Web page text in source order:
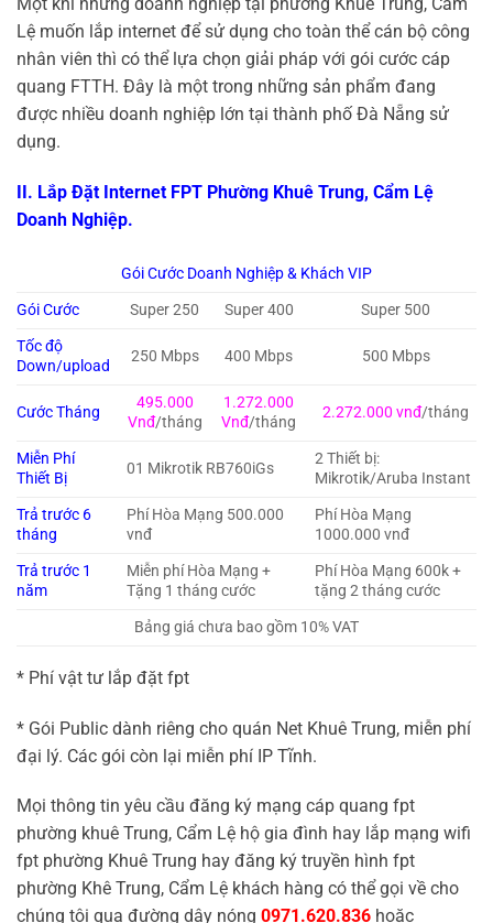
Lệ muốn lắp internet để sử dụng cho toàn thể cán bộ công
nhân viên thì có thể lựa chọn giải pháp với gói cước cáp
quang FTTH. Đây là một trong những sản phẩm đang
được nhiều doanh nghiệp lớn tại thành phố Đà Nẵng sử
dụng.
II. Lắp Đặt Internet FPT Phường Khuê Trung, Cẩm Lệ
Doanh Nghiệp.
Gói Cước Doanh Nghiệp & Khách VIP
Gói Cước
Super 250 Super 400
Super 500
Tốc độ
Down/upload
250 Mbps 400 Mbps 500 Mbps
Cước Tháng
495.000
Vnđ/tháng
1.272.000
Vnđ/tháng
2.272.000 vnđ/tháng
Miễn Phí
Thiết Bị
01 Mikrotik RB760iGs
2 Thiết bị:
Mikrotik/Aruba Instant
Trả trước 6
tháng
Phí Hòa Mạng 500.000
vnđ
Phí Hòa Mạng
1000.000 vnđ
Trả trước 1
năm
Miễn phí Hòa Mạng +
Tặng 1 tháng cước
Phí Hòa Mạng 600k +
tặng 2 tháng cước
Bảng giá chưa bao gồm 10% VAT
* Phí vật tư lắp đặt fpt
* Gói Public dành riêng cho quán Net Khuê Trung, miễn phí
đại lý. Các gói còn lại miễn phí IP Tĩnh.
Mọi thông tin yêu cầu đăng ký mạng cáp quang fpt
phường khuê Trung, Cẩm Lệ hộ gia đình hay lắp mạng wifi
fpt phường Khuê Trung hay đăng ký truyền hình fpt
phường Khê Trung, Cẩm Lệ khách hàng có thể gọi về cho
chúng tôi qua đường dây nóng 0971.620.836 hoặc